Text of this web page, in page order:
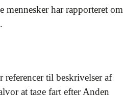
har rapporteret om
til beskrivelser af
at tage fart efter Anden